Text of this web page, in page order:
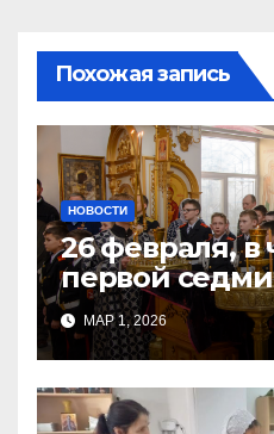
Похожая запись
НОВОСТИ
26 февраля, в
первой
Поста, в
храме
МАР 1, 2026